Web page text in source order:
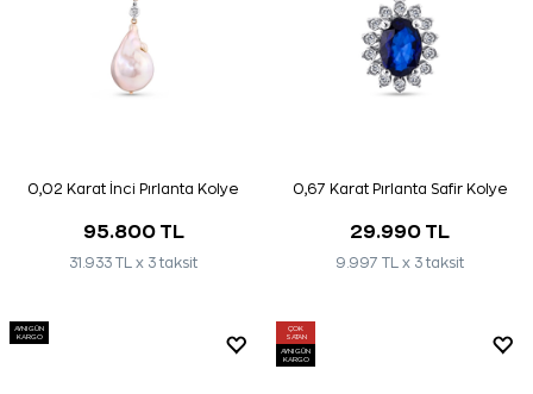
0,02 Karat İnci Pırlanta Kolye
95.800 TL
31.933 TL x 3 taksit
0,67 Karat Pırlanta Safir Kolye
29.990 TL
9.997 TL x 3 taksit
AYNI GÜN
KARGO
ÇOK
SATAN
AYNI GÜN
KARGO